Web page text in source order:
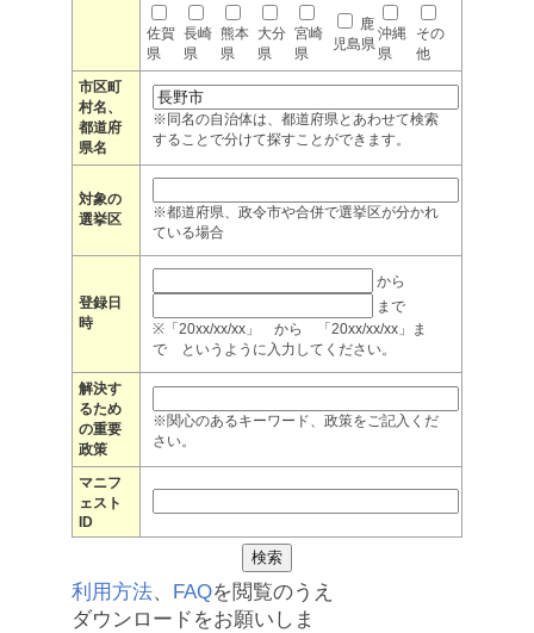
佐賀
県
長崎
県
熊本
県
大分
県
宮崎
県
鹿
児島県
沖縄
県
その
他
市区町
村名、
都道府
県名
※同名の自治体は、都道府県とあわせて検索
することで分けて探すことができます。
対象の
選挙区
※都道府県、政令市や合併で選挙区が分かれ
ている場合
登録日
時
から
まで
※「20xx/xx/xx」 から 「20xx/xx/xx」ま
で というように入力してください。
解決す
るため
の重要
政策
※関心のあるキーワード、政策をご記入くだ
さい。
マニフ
ェスト
ID
利用方法、 FAQを閲覧のうえ
ダウンロードをお願いしま